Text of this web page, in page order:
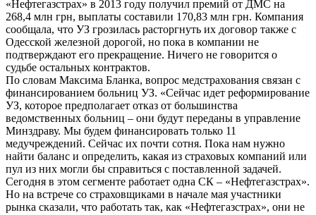
«Нефтегазстрах» в 2013 году получил премий от ДМС на
268,4 млн грн, выплаты составили 170,83 млн грн. Компания
сообщала, что УЗ грозилась расторгнуть их договор также с
Одесской железной дорогой, но пока в компании не
подтверждают его прекращение. Ничего не говорится о
судьбе остальных контрактов.
По словам Максима Бланка, вопрос медстрахования связан с
финансированием больниц УЗ. «Сейчас идет реформирование
УЗ, которое предполагает отказ от большинства
ведомственных больниц – они будут переданы в управление
Минздраву. Мы будем финансировать только 11
медучреждений. Сейчас их почти сотня. Пока нам нужно
найти баланс и определить, какая из страховых компаний или
пул из них могли бы справиться с поставленной задачей.
Сегодня в этом сегменте работает одна СК – «Нефтегазстрах».
Но на встрече со страховщиками в начале мая участники
рынка сказали, что работать так, как «Нефтегазстрах», они не